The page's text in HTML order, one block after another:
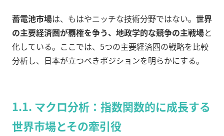
蓄電池市場は、もはやニッチな技術分野ではない。 世界
の主要経済圏が覇権を争う、地政学的な競争の主戦場と
化している。ここでは、5つの主要経済圏の戦略を比較
分析し、日本が立つべきポジションを明らかにする。
1.1. マクロ分析：指数関数的に成長する
世界市場とその牽引役